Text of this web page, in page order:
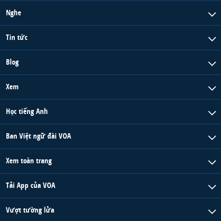
QUAN HỆ VIỆT MỸ
Nghe
Tin tức
Blog
Xem
Học tiếng Anh
Ban Việt ngữ đài VOA
Xem toàn trang
Tải App của VOA
Vượt tường lửa